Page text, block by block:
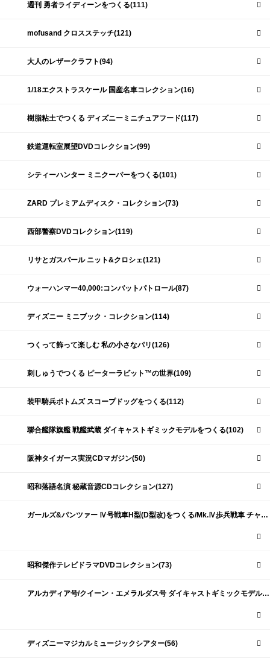
週刊 勇者ライディーンをつくる(111)
mofusand クロスステッチ(121)
大人のレザークラフト(94)
1/18エクストラスケール 国産名車コレクション(16)
樹脂粘土でつくる ディズニーミニチュアフード(117)
鉄道運転室展望DVDコレクション(99)
シティーハンター ミニクーパーをつくる(101)
ZARD プレミアムディスク・コレクション(73)
西部警察DVDコレクション(119)
リサとガスパール ニット&クロシェ(121)
ウォーハンマー40,000:コンバットパトロール(87)
ディズニー ミニブック・コレクション(114)
つくって飾って楽しむ 私の小さなパリ(126)
刺しゅうでつくる ピーターラビット™の世界(109)
装甲騎兵ボトムズ スコープドッグをつくる(112)
聯合艦隊旗艦 戦艦武蔵 ダイキャストギミックモデルをつくる(102)
阪神タイガース実況CDマガジン(50)
昭和落語名演 秘蔵音源CDコレクション(127)
ガールズ&パンツァー Ⅳ号戦車H型(D型改)をつくる/Mk.Ⅳ歩兵戦車 チャーチルMk.Ⅶをつくる(191)
昭和傑作テレビドラマDVDコレクション(73)
アルカディア号/クイーン・エメラルダス号 ダイキャストギミックモデルをつくる(159)
ディズニーマジカルミュージックシアター(56)